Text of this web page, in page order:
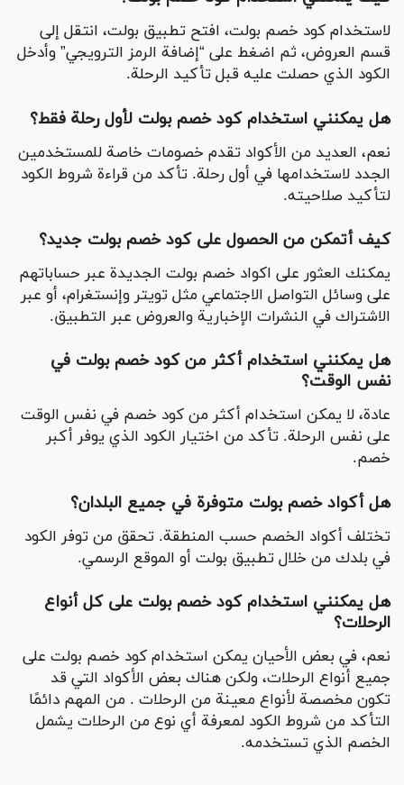
لاستخدام كود خصم بولت، افتح تطبيق بولت، انتقل إلى
قسم العروض، ثم اضغط على “إضافة الرمز الترويجي” وأدخل
الكود الذي حصلت عليه قبل تأكيد الرحلة.
هل يمكنني استخدام كود خصم بولت لأول رحلة فقط؟
نعم، العديد من الأكواد تقدم خصومات خاصة للمستخدمين
الجدد لاستخدامها في أول رحلة. تأكد من قراءة شروط الكود
لتأكيد صلاحيته.
كيف أتمكن من الحصول على كود خصم بولت جديد؟
يمكنك العثور على اكواد خصم بولت الجديدة عبر حساباتهم
على وسائل التواصل الاجتماعي مثل تويتر وإنستغرام، أو عبر
الاشتراك في النشرات الإخبارية والعروض عبر التطبيق.
هل يمكنني استخدام أكثر من كود خصم بولت في
نفس الوقت؟
عادة، لا يمكن استخدام أكثر من كود خصم في نفس الوقت
على نفس الرحلة. تأكد من اختيار الكود الذي يوفر أكبر
خصم.
هل أكواد خصم بولت متوفرة في جميع البلدان؟
تختلف أكواد الخصم حسب المنطقة. تحقق من توفر الكود
في بلدك من خلال تطبيق بولت أو الموقع الرسمي.
هل يمكنني استخدام كود خصم بولت على كل أنواع
الرحلات؟
نعم، في بعض الأحيان يمكن استخدام كود خصم بولت على
جميع أنواع الرحلات، ولكن هناك بعض الأكواد التي قد
تكون مخصصة لأنواع معينة من الرحلات . من المهم دائمًا
التأكد من شروط الكود لمعرفة أي نوع من الرحلات يشمل
الخصم الذي تستخدمه.